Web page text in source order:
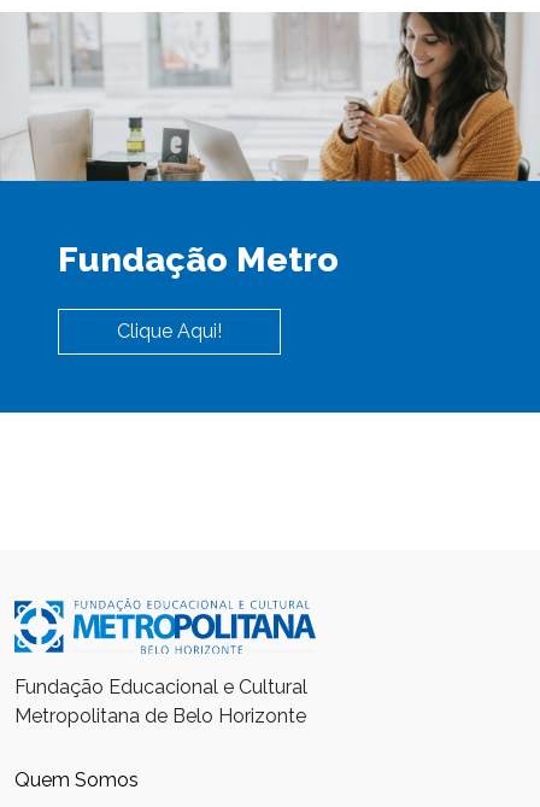
Fundação Metro
Clique Aqui!
Fundação Educacional e Cultural
Metropolitana de Belo Horizonte
Quem Somos